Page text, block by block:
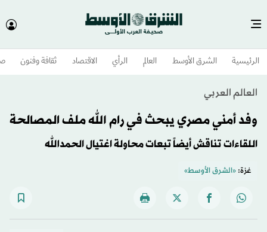
الرئيسية الشرق الأوسط​ العالم الرأي الاقتصاد ثقافة وفنون
العالم العربي
وفد أمني مصري يبحث في رام الله ملف المصالحة
اللقاءات تناقش أيضاً تبعات محاولة اغتيال الحمدالله
غزة:«الشرق الأوسط»